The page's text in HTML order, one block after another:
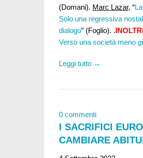
(Domani). Marc Lazar, “
Solo una regressiva
dialogo” (Foglio). .
Verso una società meno
Leggi tutto →
0 commenti
I SACRIFICI
CAMBIARE